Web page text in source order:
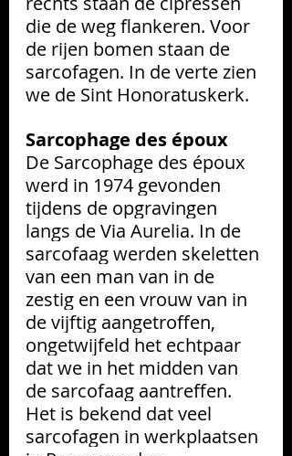
die de weg flankeren. Voor
de rijen bomen staan de
sarcofagen. In de verte zien
we de Sint Honoratuskerk.
Sarcophage des époux
De Sarcophage des époux
werd in 1974 gevonden
tijdens de opgravingen
langs de Via Aurelia. In de
sarcofaag werden skeletten
van een man van in de
zestig en een vrouw van in
de vijftig aangetroffen,
ongetwijfeld het echtpaar
dat we in het midden van
de sarcofaag aantreffen.
Het is bekend dat veel
sarcofagen in werkplaatsen